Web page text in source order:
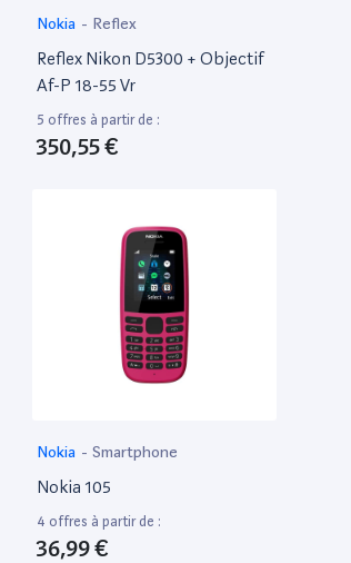
Nokia - Reflex
Reflex Nikon D5300 + Objectif
Af-P 18-55 Vr
5 offres à partir de :
350,55 €
Nokia - Smartphone
Nokia 105
4 offres à partir de :
36,99 €